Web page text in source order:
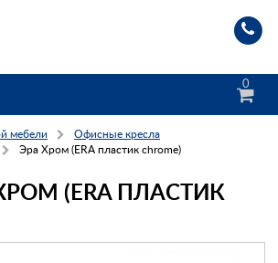
0
мебели
Офисные кресла
Эра Хром (ERA пластик chrome)
(ERA ПЛАСТИК